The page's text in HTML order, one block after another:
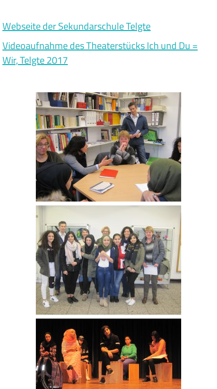
Webseite der Sekundarschule Telgte
Videoaufnahme des Theaterstücks Ich und Du =
Wir, Telgte 2017